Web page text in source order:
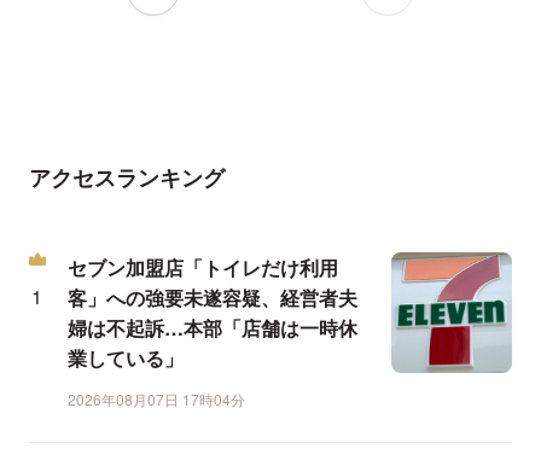
アクセスランキング
セブン加盟店「トイレだけ利用
客」への強要未遂容疑、経営者夫
婦は不起訴…本部「店舗は一時休
業している」
2026年08月07日 17時04分